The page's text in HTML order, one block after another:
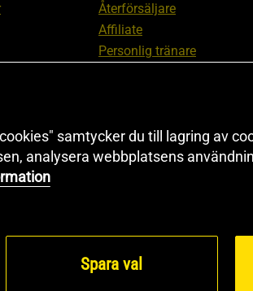
Återförsäljare
Affiliate
Personlig tränare
Black Friday
Artiklar & Övningar
samtycker du till lagring av
analysera webbplatsens
Spara val